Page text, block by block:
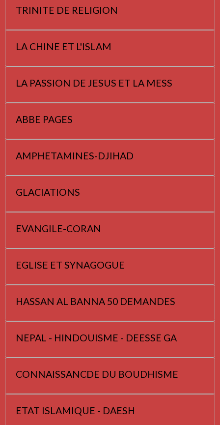
TRINITE DE RELIGION
LA CHINE ET L'ISLAM
LA PASSION DE JESUS ET LA MESS
ABBE PAGES
AMPHETAMINES-DJIHAD
GLACIATIONS
EVANGILE-CORAN
EGLISE ET SYNAGOGUE
HASSAN AL BANNA 50 DEMANDES
NEPAL - HINDOUISME - DEESSE GA
CONNAISSANCDE DU BOUDHISME
ETAT ISLAMIQUE - DAESH